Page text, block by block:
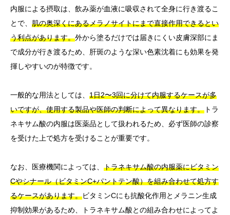
内服による摂取は、飲み薬が血液に吸収されて全身に行き渡るこ
とで、 肌の奥深くにあるメラノサイトにまで直接作用できるとい
う利点があります。外から塗るだけでは届きにくい皮膚深部にま
で成分が行き渡るため、肝斑のような深い色素沈着にも効果を発
揮しやすいのが特徴です。
一般的な用法としては、 1日2〜3回に分けて内服するケースが多
いですが、使用する製品や医師の判断によって異なります。 トラ
ネキサム酸の内服は医薬品として扱われるため、必ず医師の診察
を受けた上で処方を受けることが重要です。
なお、医療機関によっては、 トラネキサム酸の内服薬にビタミン
Cやシナール（ビタミンC+パントテン酸）を組み合わせて処方す
るケースがあります。ビタミンCにも抗酸化作用とメラニン生成
抑制効果があるため、トラネキサム酸との組み合わせによってよ